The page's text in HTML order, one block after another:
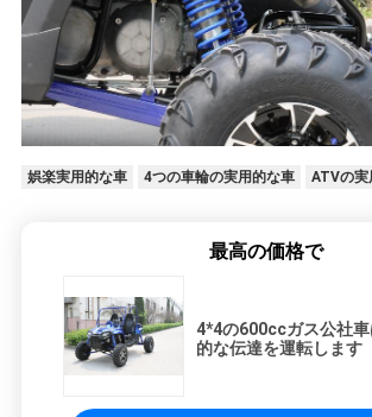
娯楽実用的な車 4つの車輪の実用的な車 ATVの実
最高の価格で
4*4の600ccガス公社
的な伝達を運転します